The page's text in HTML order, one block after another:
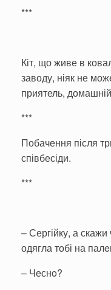
***
Кіт, що живе в
заводу, ніяк не
приятель,
***
Побачення після
співбесіди.
***
– Сергійку, а
одягла тобі на
– Чеснo?